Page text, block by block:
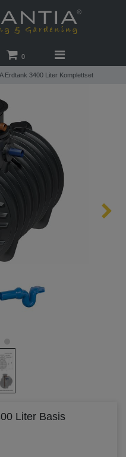
0
Erdtank 3400 Liter Komplettset
Liter Basis